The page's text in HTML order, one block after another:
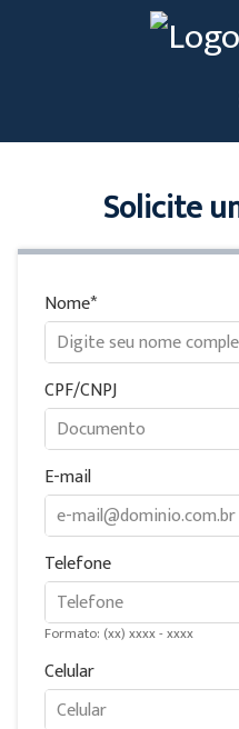
Solicite
Nome
CPF/CNPJ
E-mail
Telefone
Formato: (xx) xxxx - xxxx
Celular